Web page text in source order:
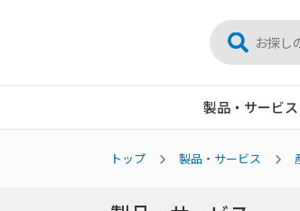
製品・サービス
トップ 製品・サービス